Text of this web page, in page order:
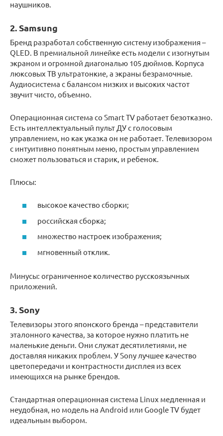
наушников.
2. Samsung
Бренд разработал собственную систему изображения –
QLED. В премиальной линейке есть модели с изогнутым
экраном и огромной диагональю 105 дюймов. Корпуса
люксовых ТВ ультратонкие, а экраны безрамочные.
Аудиосистема с балансом низких и высоких частот
звучит чисто, объемно.
Операционная система со Smart TV работает безотказно.
Есть интеллектуальный пульт ДУ с голосовым
управлением, но как указка он не работает. Телевизором
с интуитивно понятным меню, простым управлением
сможет пользоваться и старик, и ребенок.
Плюсы:
высокое качество сборки;
российская сборка;
множество настроек изображения;
мгновенный отклик.
Минусы: ограниченное количество русскоязычных
приложений.
3. Sony
Телевизоры этого японского бренда – представители
эталонного качества, за которое нужно платить не
маленькие деньги. Они служат десятилетиями, не
доставляя никаких проблем. У Sony лучшее качество
цветопередачи и контрастности дисплея из всех
имеющихся на рынке брендов.
Стандартная операционная система Linux медленная и
неудобная, но модель на Android или Google TV будет
идеальным выбором.